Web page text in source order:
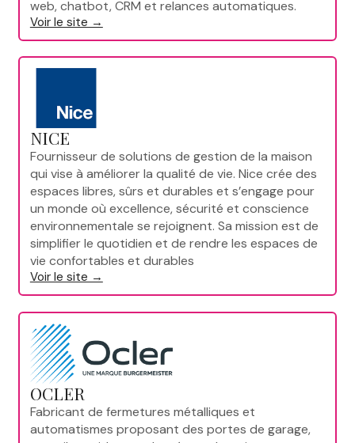
web, chatbot, CRM et relances automatiques.
Voir le site →
NICE
Fournisseur de solutions de gestion de la maison
qui vise à améliorer la qualité de vie. Nice crée des
espaces libres, sûrs et durables et s’engage pour
un monde où excellence, sécurité et conscience
environnementale se rejoignent. Sa mission est de
simplifier le quotidien et de rendre les espaces de
vie confortables et durables
Voir le site →
OCLER
Fabricant de fermetures métalliques et
automatismes proposant des portes de garage,